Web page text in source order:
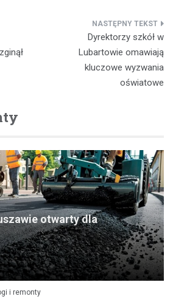
Dyrektorzy szkół w
Lubartowie omawiają
kluczowe wyzwania
oświatowe
otwarty dla
i remonty